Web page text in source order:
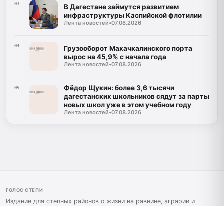
03
В Дагестане займутся развитием
инфраструктуры Каспийской флотилии
Лента новостей•07.08.2026
04
Грузооборот Махачкалинского порта
вырос на 45,9% с начала года
Лента новостей•07.08.2026
05
Фёдор Щукин: более 3,6 тысячи
дагестанских школьников сядут за парты
новых школ уже в этом учебном году
Лента новостей•07.08.2026
ГОЛОС СТЕПИ
Издание для степных районов о жизни на равнине, аграрии и